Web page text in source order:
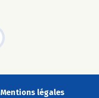
Mentions légales